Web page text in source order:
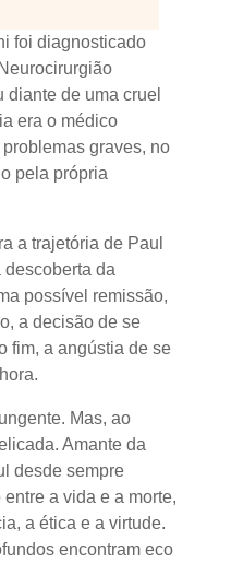
foi diagnosticado
diante de uma cruel
era o médico
graves, no
pela própria
a trajetória de Paul
descoberta da
possível remissão,
a decisão de se
fim, a angústia de se
Mas, ao
Amante da
desde sempre
a vida e a morte,
a ética e a virtude.
encontram eco